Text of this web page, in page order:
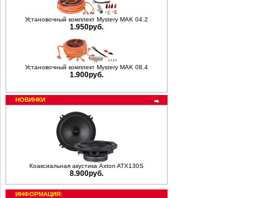
Установочный комплект Mystery MAK 04.2
1.950руб.
Установочный комплект Mystery MAK 08.4
1.900руб.
НОВИНКИ
Коаксиальная акустика Axton ATX130S
8.900руб.
ИНФОРМАЦИЯ: